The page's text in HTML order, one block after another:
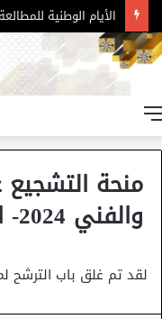
منحة التشجيع
والفني 2024- التمديد
لقد تم غلق باب الترشح